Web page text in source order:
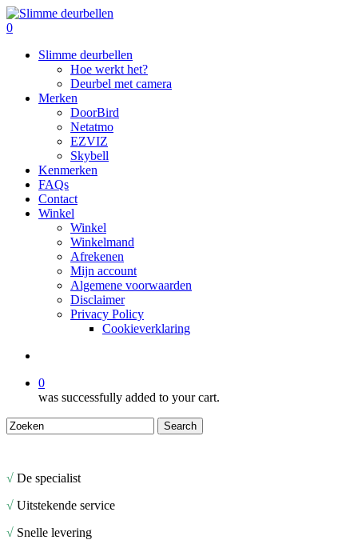
Skip
to
content
search
0
Slimme deurbellen
Hoe werkt het?
Deurbel met camera
Merken
DoorBird
Netatmo
EZVIZ
Skybell
Kenmerken
FAQs
Contact
Winkel
Winkel
Winkelmand
Afrekenen
Mijn account
Algemene voorwaarden
Disclaimer
Privacy Policy
Cookieverklaring
0
was successfully added to your cart.
Search
√ De specialist
√ Uitstekende service
√ Snelle levering